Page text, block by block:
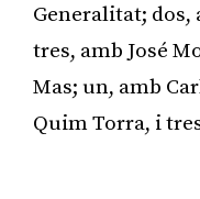
Generalitat; dos,
tres, amb José
Mas; un, amb
Quim Torra, i